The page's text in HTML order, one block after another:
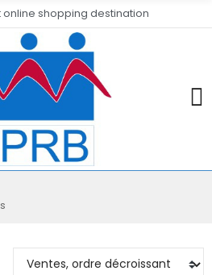
online shopping destination